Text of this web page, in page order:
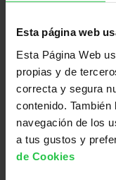
Esta página web
Esta Página Web
propias y de
correcta y segura
contenido.
navegación de los
a tus gustos y
de Cookies
per
d'Oncologia